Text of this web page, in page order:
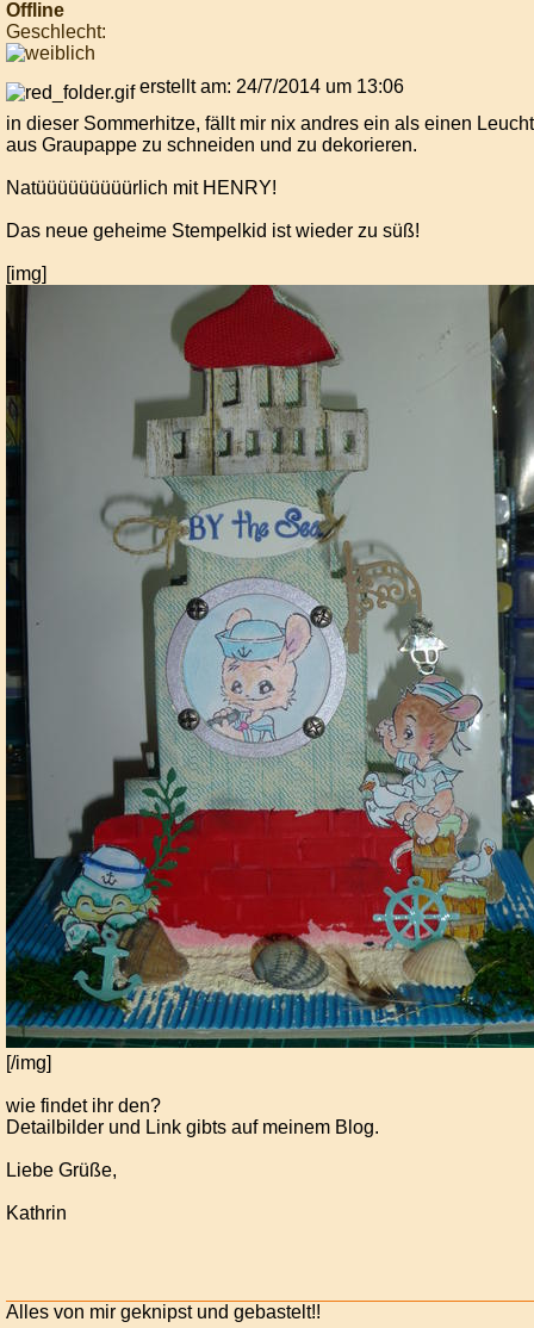
Offline
Geschlecht:
erstellt am: 24/7/2014 um 13:06
in dieser Sommerhitze, fällt mir nix andres ein als einen
aus Graupappe zu schneiden und zu dekorieren.
Natüüüüüüüüürlich mit HENRY!
Das neue geheime Stempelkid ist wieder zu süß!
[img]
[/img]
wie findet ihr den?
Detailbilder und Link gibts auf meinem Blog.
Liebe Grüße,
Kathrin
Alles von mir geknipst und gebastelt!!